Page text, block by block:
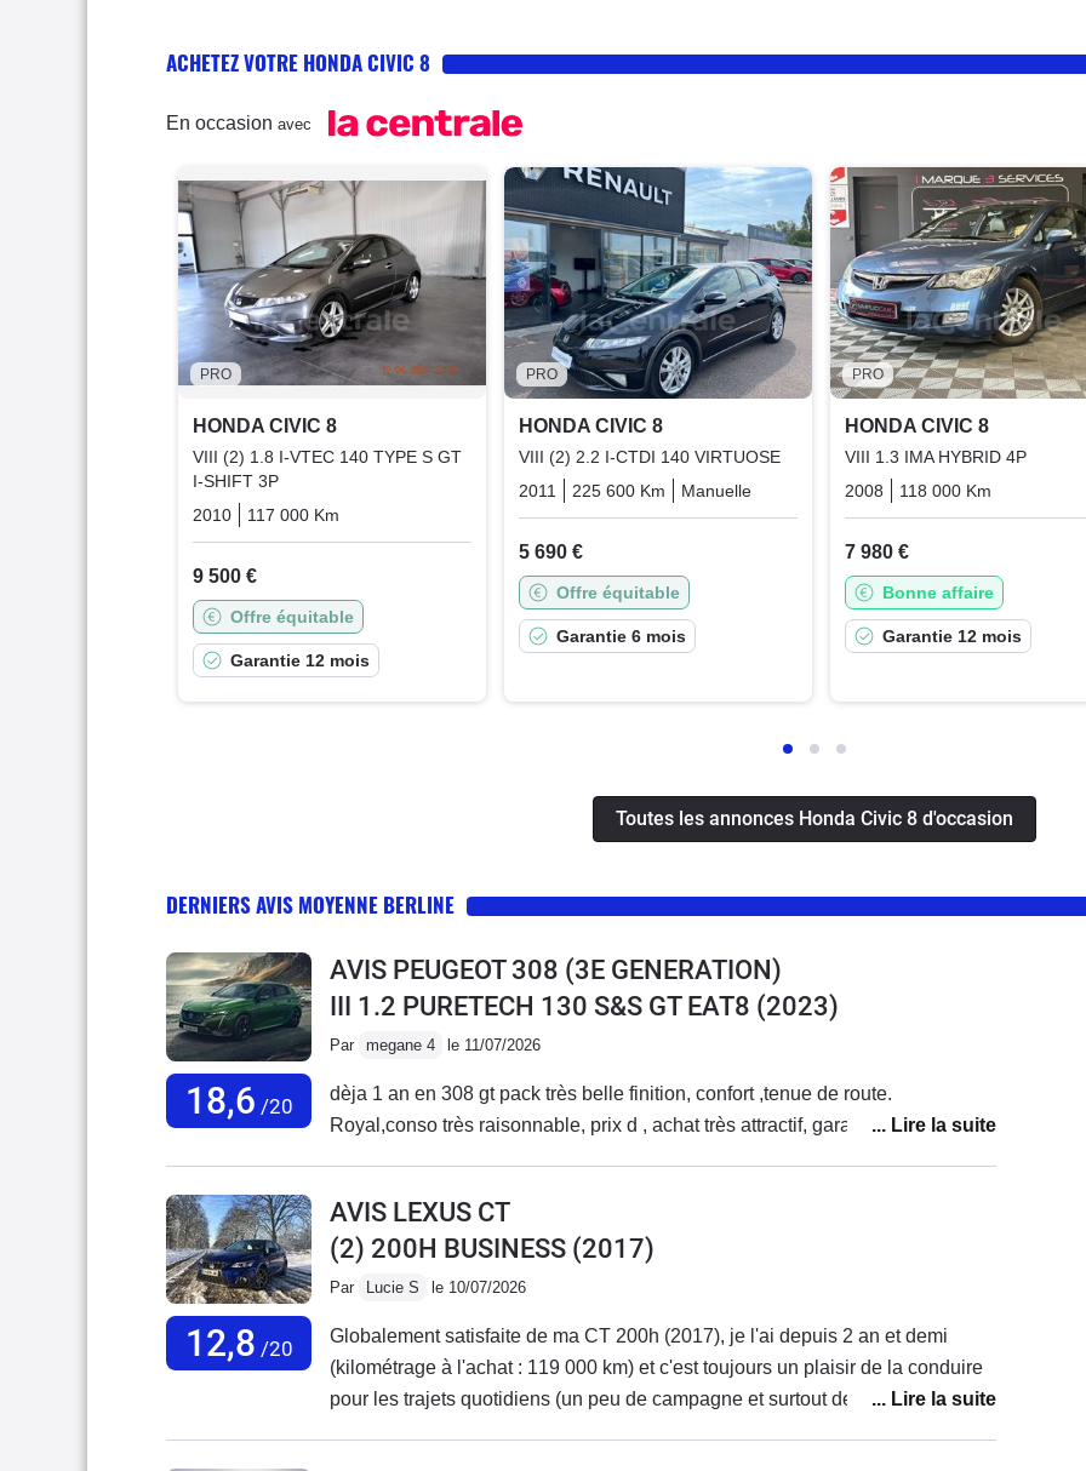
ACHETEZ VOTRE HONDA CIVIC 8
En occasion avec
PRO
HONDA CIVIC 8
VIII (2) 1.8 I-VTEC 140 TYPE S GT
I-SHIFT 3P
2010
117 000 Km Essence
9 500 €
Offre équitable
Garantie 12 mois
PRO
HONDA CIVIC 8
VIII (2) 2.2 I-CTDI 140 VIRTUOSE
2011
225 600 Km Manuelle
5 690 €
Offre équitable
Garantie 6 mois
PRO
HONDA CIVIC 8
VIII 1.3 IMA HYBRID 4P
2008
118 000 Km
7 980 €
Bonne affaire
Garantie 12 mois
Toutes les annonces Honda Civic 8 d'occasion
DERNIERS AVIS MOYENNE BERLINE
18,6 /20
AVIS PEUGEOT 308 (3E GENERATION)
III 1.2 PURETECH 130 S&S GT EAT8 (2023)
Par megane 4 le 11/07/2026
dèja 1 an en 308 gt pack très belle finition, confort ,tenue de route.
Royal,conso très raisonnable, prix d , achat très attractif, garantie 10 ans
12,8 /20
AVIS LEXUS CT
(2) 200H BUSINESS (2017)
Par Lucie S le 10/07/2026
Globalement satisfaite de ma CT 200h (2017), je l'ai depuis 2 an et demi
(kilométrage à l'achat : 119 000 km) et c'est toujours un plaisir de la conduire
pour les trajets quotidiens (un peu de campagne et surtout de la ville, je suis